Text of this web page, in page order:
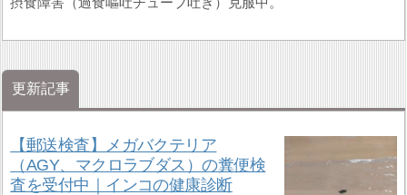
更新記事
【郵送検査】メガバクテリア
（AGY、マクロラブダス）の糞便検
査を受付中｜インコの健康診断